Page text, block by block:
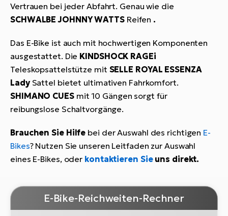
Vertrauen bei jeder Abfahrt. Genau wie die
SCHWALBE JOHNNY WATTSReifen .
Das E-Bike ist auch mit hochwertigen Komponenten
ausgestattet. Die KINDSHOCK RAGEi
Teleskopsattelstütze mit SELLE ROYAL ESSENZA
LadySattel bietet ultimativen Fahrkomfort.
SHIMANO CUESmit 10 Gängen sorgt für
reibungslose Schaltvorgänge.
Brauchen Sie Hilfe bei der Auswahl des richtigen E-
Bikes? Nutzen Sie unseren Leitfaden zur Auswahl
eines E-Bikes, oder kontaktieren Sieuns direkt.
E-Bike-Reichweiten-Rechner